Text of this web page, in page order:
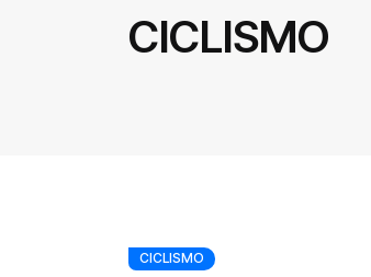
CICLISMO
CICLISMO